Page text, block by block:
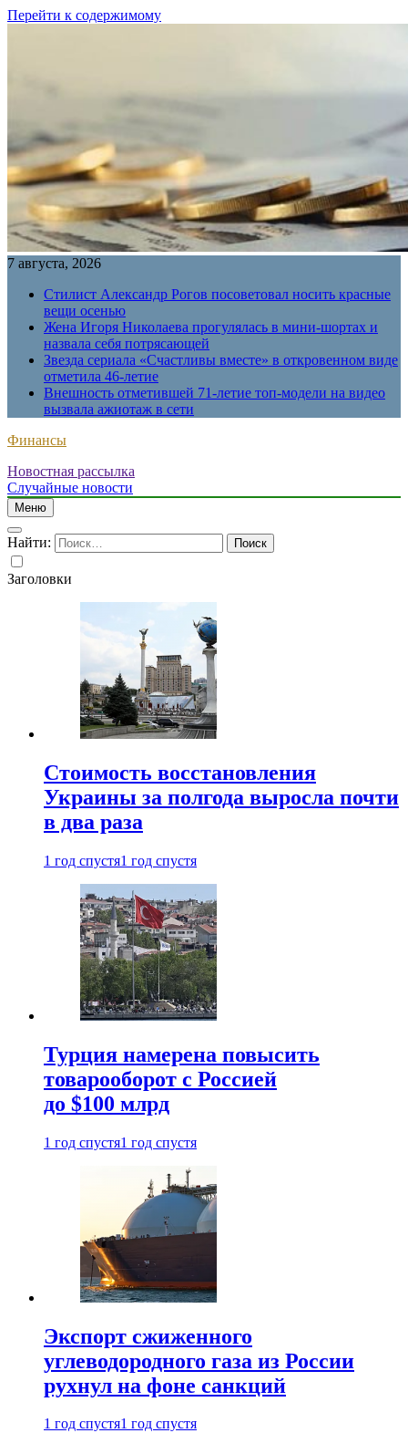
Перейти к содержимому
7 августа, 2026
Стилист Александр Рогов посоветовал носить красные
вещи осенью
Жена Игоря Николаева прогулялась в мини-шортах и
назвала себя потрясающей
Звезда сериала «Счастливы вместе» в откровенном виде
отметила 46-летие
Внешность отметившей 71-летие топ-модели на видео
вызвала ажиотаж в сети
Финансы
Новостная рассылка
Случайные новости
Меню
Найти:
Заголовки
Стоимость восстановления
Украины за полгода выросла почти
в два раза
1 год спустя1 год спустя
Турция намерена повысить
товарооборот с Россией
до $100 млрд
1 год спустя1 год спустя
Экспорт сжиженного
углеводородного газа из России
рухнул на фоне санкций
1 год спустя1 год спустя